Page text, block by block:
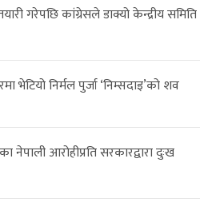
गरेपछि कांग्रेसले डाक्यो केन्द्रीय समिति
भेटियो निर्मल पुर्जा ‘निम्सदाइ’को शव
नेपाली आरोहीप्रति सरकारद्वारा दुःख